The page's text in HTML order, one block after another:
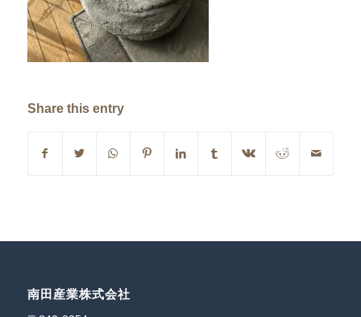
Share this entry
南田産業株式会社